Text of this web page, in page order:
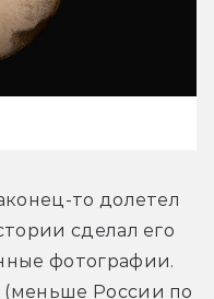
то долетел
сделал его
фотографии.
России по